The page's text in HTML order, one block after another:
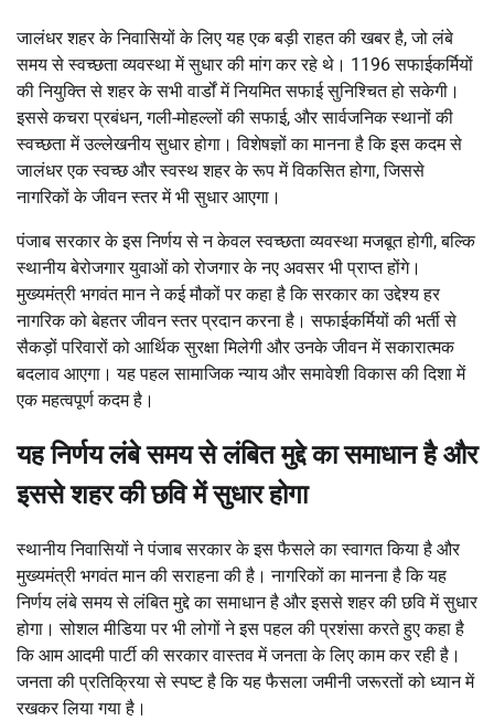
जालंधर शहर के निवासियों के लिए यह एक बड़ी राहत की खबर है, जो लंबे
समय से स्वच्छता व्यवस्था में सुधार की मांग कर रहे थे। 1196 सफाईकर्मियों
की नियुक्ति से शहर के सभी वार्डों में नियमित सफाई सुनिश्चित हो सकेगी।
इससे कचरा प्रबंधन, गली-मोहल्लों की सफाई, और सार्वजनिक स्थानों की
स्वच्छता में उल्लेखनीय सुधार होगा। विशेषज्ञों का मानना है कि इस कदम से
जालंधर एक स्वच्छ और स्वस्थ शहर के रूप में विकसित होगा, जिससे
नागरिकों के जीवन स्तर में भी सुधार आएगा।
पंजाब सरकार के इस निर्णय से न केवल स्वच्छता व्यवस्था मजबूत होगी, बल्कि
स्थानीय बेरोजगार युवाओं को रोजगार के नए अवसर भी प्राप्त होंगे।
मुख्यमंत्री भगवंत मान ने कई मौकों पर कहा है कि सरकार का उद्देश्य हर
नागरिक को बेहतर जीवन स्तर प्रदान करना है। सफाईकर्मियों की भर्ती से
सैकड़ों परिवारों को आर्थिक सुरक्षा मिलेगी और उनके जीवन में सकारात्मक
बदलाव आएगा। यह पहल सामाजिक न्याय और समावेशी विकास की दिशा में
एक महत्वपूर्ण कदम है।
यह निर्णय लंबे समय से लंबित मुद्दे का समाधान है और
इससे शहर की छवि में सुधार होगा
स्थानीय निवासियों ने पंजाब सरकार के इस फैसले का स्वागत किया है और
मुख्यमंत्री भगवंत मान की सराहना की है। नागरिकों का मानना है कि यह
निर्णय लंबे समय से लंबित मुद्दे का समाधान है और इससे शहर की छवि में सुधार
होगा। सोशल मीडिया पर भी लोगों ने इस पहल की प्रशंसा करते हुए कहा है
कि आम आदमी पार्टी की सरकार वास्तव में जनता के लिए काम कर रही है।
जनता की प्रतिक्रिया से स्पष्ट है कि यह फैसला जमीनी जरूरतों को ध्यान में
रखकर लिया गया है।